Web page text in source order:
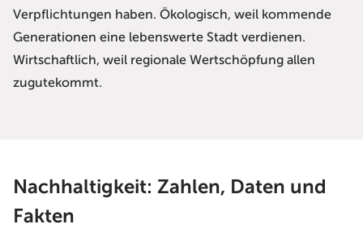
Verpflichtungen haben. Ökologisch, weil kommende
Generationen eine lebenswerte Stadt verdienen.
Wirtschaftlich, weil regionale Wertschöpfung allen
zugutekommt.
Nachhaltigkeit: Zahlen, Daten und
Fakten